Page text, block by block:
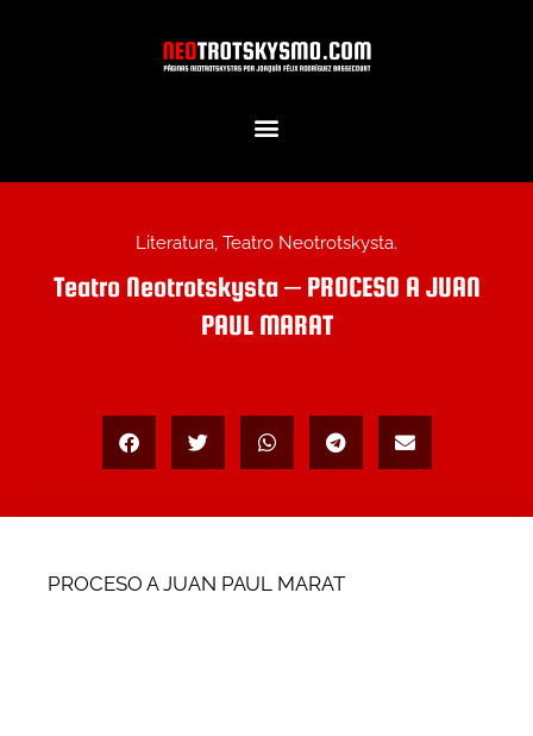
Literatura, Teatro Neotrotskysta.
Teatro Neotrotskysta – PROCESO A JUAN
PAUL MARAT
PROCESO A JUAN PAUL MARAT